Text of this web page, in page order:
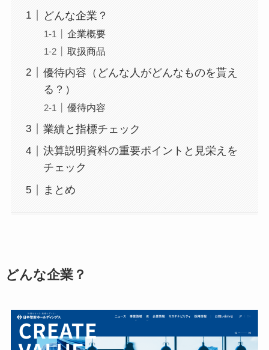
どんな企業？
企業概要
取扱商品
優待内容（どんな人がどんなものを貰え
る？）
優待内容
業績と指標チェック
決算説明資料の重要ポイントと見栄えを
チェック
まとめ
どんな企業？